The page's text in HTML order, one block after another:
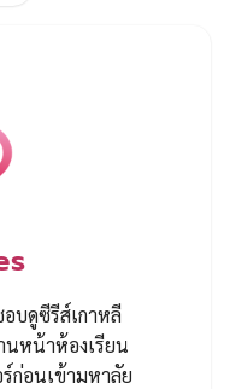
บดูซีรีส์เกาหลี
นหน้าห้องเรียน
ก่อนเข้ามหาลัย